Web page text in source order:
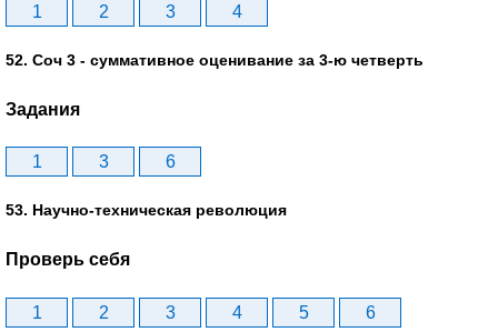
1 2 3 4
52. Соч 3 - суммативное оценивание за 3-ю четверть
Задания
1 3 6
53. Научно-техническая революция
Проверь себя
1 2 3 4 5 6